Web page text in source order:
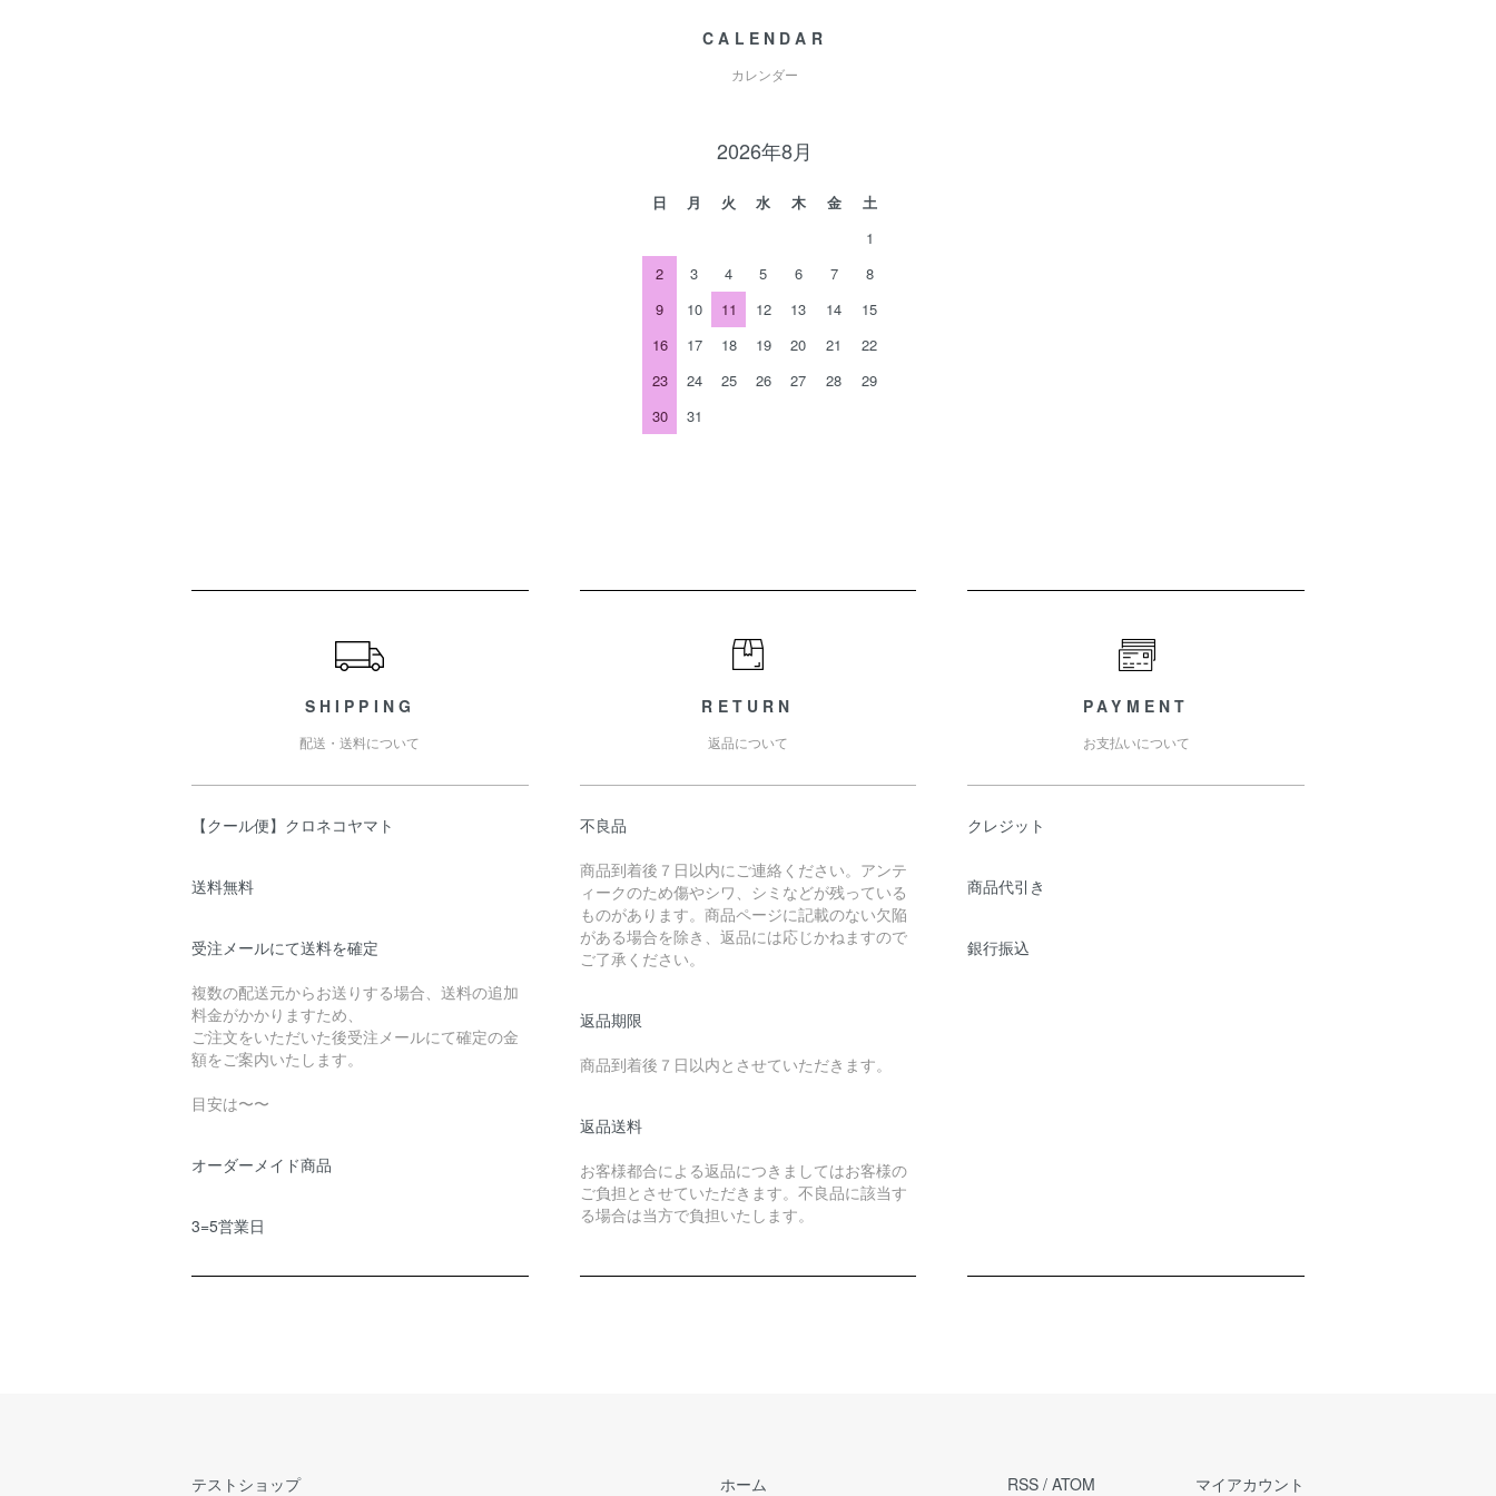
CALENDAR
カレンダー
2026年8月
日 月 火 水 木 金
土
1
2
3 4 5 6 7
8
9
10 11 12 13 14
15
16
17 18 19 20 21
22
23
24 25 26 27 28
29
30
31
SHIPPING
配送・送料について
【クール便】クロネコヤマト
送料無料
受注メールにて送料を確定
複数の配送元からお送りする場合、送料の追加
料金がかかりますため、
ご注文をいただいた後受注メールにて確定の金
額をご案内いたします。
目安は〜〜
オーダーメイド商品
3=5営業日
RETURN
返品について
不良品
商品到着後７日以内にご連絡ください。アンテ
ィークのため傷やシワ、シミなどが残っている
ものがあります。商品ページに記載のない欠陥
がある場合を除き、返品には応じかねますので
ご了承ください。
返品期限
商品到着後７日以内とさせていただきます。
返品送料
お客様都合による返品につきましてはお客様の
ご負担とさせていただきます。不良品に該当す
る場合は当方で負担いたします。
PAYMENT
お支払いについて
クレジット
商品代引き
銀行振込
テストショップ ホーム RSS / ATOM マイアカウント